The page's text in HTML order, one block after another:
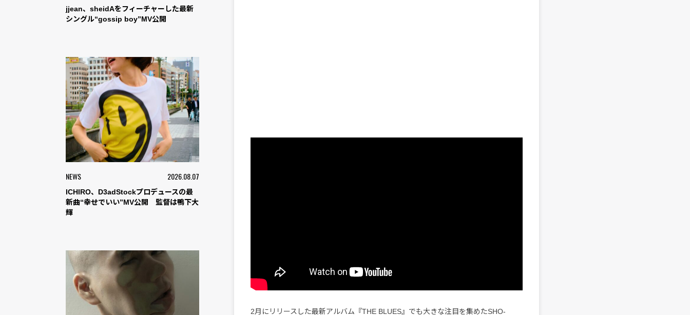
jjean、sheidAをフィーチャーした最新
シングル“gossip boy”MV公開
NEWS 2026.08.07
ICHIRO、D3adStockプロデュースの最
新曲“幸せでいい”MV公開 監督は鴨下大
輝
2月にリリースした最新アルバム『THE BLUES』でも大きな注目を集めたSHO-